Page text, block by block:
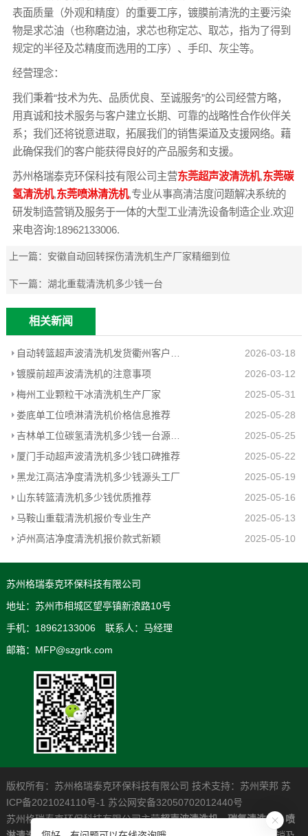
表面质量（外观和精度）的重要工序，镀膜前清洗的主要污染
物是求芯油（也称磨边油，求芯也称定芯、取芯，指为了得到
规定的半径及芯精度而选用的工序）、手印、灰尘等。
经营理念：
我们秉着“技术为先、品质优良、至诚服务”的公司经营方略，
用真诚和技术服务与客户建立长期、可靠的战略性合作伙伴关
系；我们还将锐意进取，拓展我们的销售渠道及支援网络。藉
此确保我们的客户能获得良好的产品服务和支援。
苏州格瑞泰克环保科技有限公司主营东莞超声波清洗机,东莞碳
氢清洗机,东莞喷淋清洗机,专业从事高清洁度问题解决系统的
研发制造营销及服务于一体的大型工业清洗设备制造企业.欢迎
来电咨询:18962133006.
上一篇： 安徽自动回转探伤清洗机生产厂家精细到位
下一篇：湖北重载清洗机多少钱一台
相关新闻
自动转篮超声波清洗机发货衢州客户工厂
2026-03-18
镀膜前超声波清洗机的注意事项
2026-03-12
梅州工业颗粒干冰清洗机生产厂家
2025-05-31
娄底单工位喷淋清洗机价格信息推荐
2025-05-28
吉林单工位碳氢清洗机多少钱一台源头工厂
2025-05-25
厦门手动超声波清洗机多少钱口碑推荐
2025-05-22
黑龙江高洁净度清洗机多少钱源头工厂
2025-05-19
山东转篮清洗机多少钱优质推荐
2025-05-16
马鞍山重载清洗机报价专业生产
2025-05-13
泸州高洁净度清洗机报价款式新颖
2025-05-10
苏州格瑞泰克环保科技有限公司
地址：苏州市相城区望亭镇新浪路10号
手机：18962133006 联系人：马经理
邮箱：MFP@szgrtk.com
版权所有：苏州格瑞泰克环保科技有限公司 技术支持： 苏州荣邦 苏
ICP备2021024110号-1 苏公网安备32050702012440号
苏州格瑞泰克环保科技有限公司主营超声波清洗机，碳氢清洗机，喷